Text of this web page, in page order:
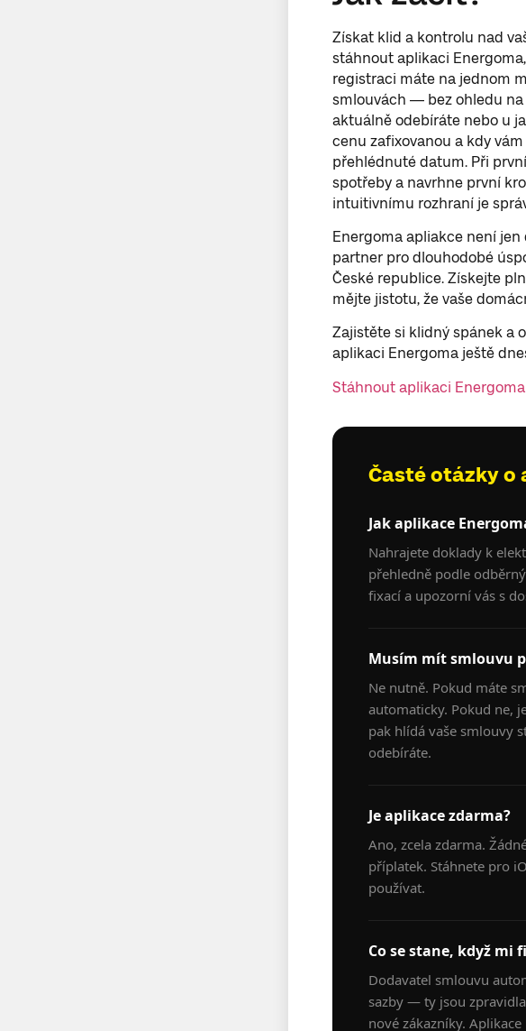
Získat klid a kontrolu nad
stáhnout aplikaci
registraci máte na jednom
smlouvách — bez ohledu
aktuálně odebíráte nebo u
cenu zafixovanou a kdy
přehlédnuté datum. Při
spotřeby a navrhne první
intuitivnímu rozhraní je
Energoma apliakce není jen
partner pro dlouhodobé
České republice. Získejte
mějte jistotu, že vaše
Zajistěte si klidný spánek a
aplikaci Energoma ještě
Stáhnout aplikaci Energoma
Časté otázky o
Jak aplikace
Nahrajete doklady k
přehledně podle
fixací a upozorní vás s
Musím mít smlouvu
Ne nutně. Pokud máte
automaticky. Pokud ne,
pak hlídá vaše smlouvy
odebíráte.
Je aplikace zdarma?
Ano, zcela zdarma.
příplatek. Stáhnete pro
používat.
Co se stane, když mi
Dodavatel smlouvu
sazby — ty jsou
nové zákazníky.